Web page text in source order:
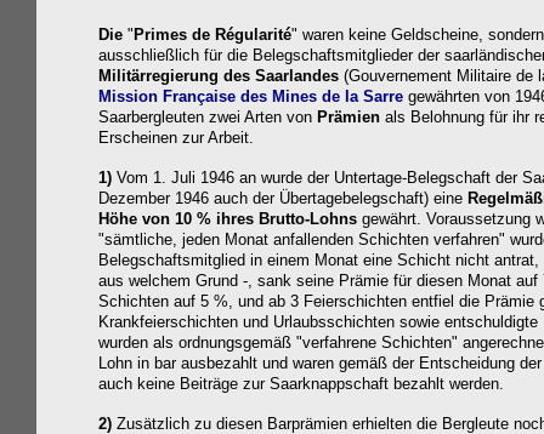
Die " Primes de Régularité" waren keine Geldscheine,
ausschließlich für die Belegschaftsmitglieder der
Militärregierung des Saarlandes(Gouvernement Militaire de
Mission Française des Mines de la Sarre gewährten von
Saarbergleuten zwei Arten von Prämienals Belohnung für ihr
Erscheinen zur Arbeit.
1) Vom 1. Juli 1946 an wurde der Untertage-Belegschaft der
Dezember 1946 auch der Übertagebelegschaft) eine
Höhe von 10 % ihres Brutto-Lohns gewährt. Voraussetzung
"sämtliche, jeden Monat anfallenden Schichten verfahren"
Belegschaftsmitglied in einem Monat eine Schicht nicht
aus welchem Grund -, sank seine Prämie für diesen Monat
Schichten auf 5 %, und ab 3 Feierschichten entfiel die Prämie
Krankfeierschichten und Urlaubsschichten sowie entschuldigte
wurden als ordnungsgemäß "verfahrene Schichten"
Lohn in bar ausbezahlt und waren gemäß der Entscheidung
auch keine Beiträge zur Saarknappschaft bezahlt werden.
2) Zusätzlich zu diesen Barprämien erhielten die Bergleute